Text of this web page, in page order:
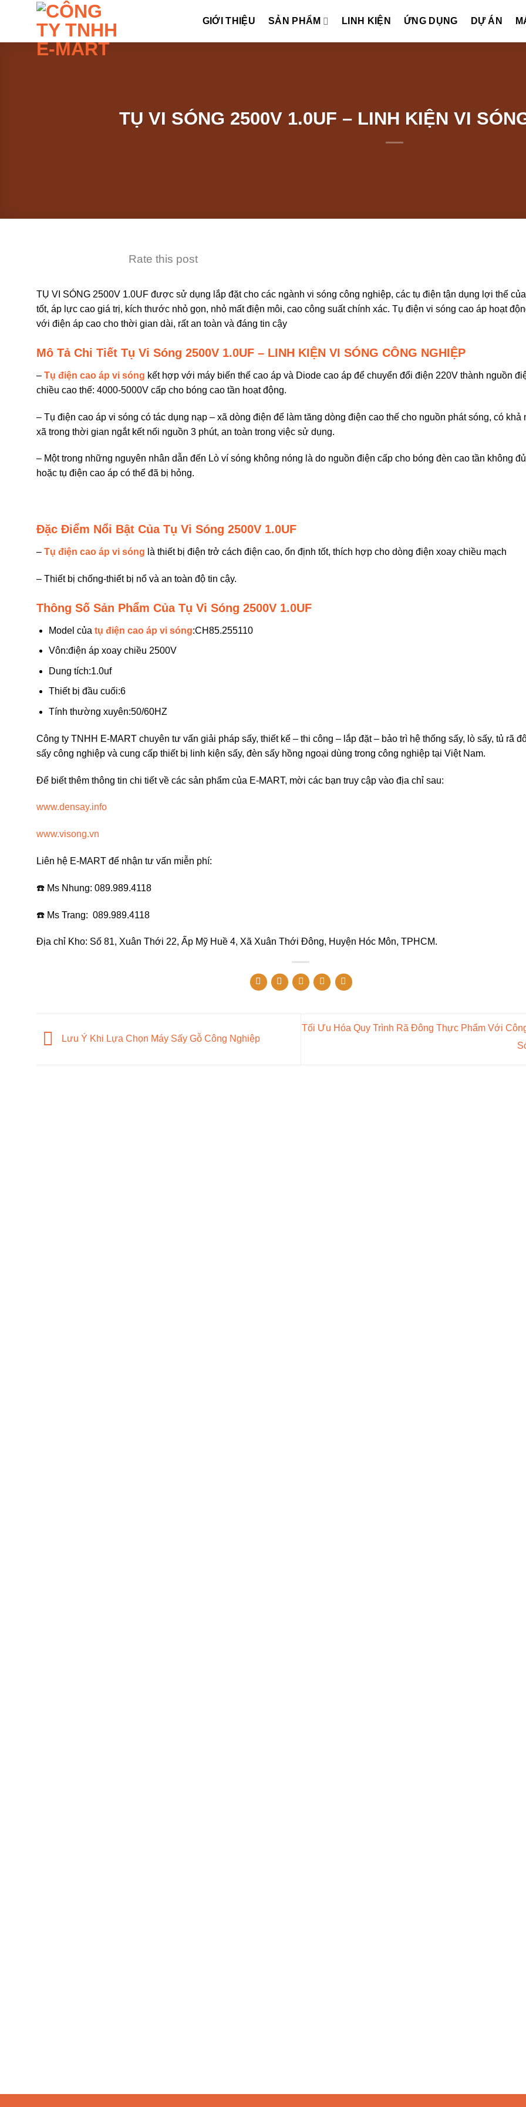
GIỚI THIỆU SẢN PHẨM LINH KIỆN ỨNG DỤNG DỰ ÁN
TỤ VI SÓNG 2500V 1.0UF – LINH KIỆN VI
Rate this post
TỤ VI SÓNG 2500V 1.0UF được sử dụng lắp đặt cho các ngành vi sóng công nghiệp, các tụ điện tận dụng lợi thế
tốt, áp lực cao giá trị, kích thước nhỏ gọn, nhỏ mất điện môi, cao công suất chính xác. Tụ điện vi sóng cao áp hoạt
với điện áp cao cho thời gian dài, rất an toàn và đáng tin cậy
Mô Tả Chi Tiết Tụ Vi Sóng 2500V 1.0UF – LINH KIỆN VI SÓNG CÔNG NGHIỆP
– Tụ điện cao áp vi sóng kết hợp với máy biến thế cao áp và Diode cao áp để chuyển đổi điện 220V thành nguồn
chiều cao thế: 4000-5000V cấp cho bóng cao tần hoạt động.
– Tụ điện cao áp vi sóng có tác dụng nạp – xã dòng điện để làm tăng dòng điện cao thế cho nguồn phát sóng, có khả
xã trong thời gian ngắt kết nối nguồn 3 phút, an toàn trong việc sử dụng.
– Một trong những nguyên nhân dẫn đến Lò ví sóng không nóng là do nguồn điện cấp cho bóng đèn cao tần không
hoặc tụ điện cao áp có thể đã bị hỏng.
Đặc Điểm Nổi Bật Của Tụ Vi Sóng 2500V 1.0UF
– Tụ điện cao áp vi sóng là thiết bị điện trở cách điện cao, ổn định tốt, thích hợp cho dòng điện xoay chiều mạch
– Thiết bị chống-thiết bị nổ và an toàn độ tin cậy.
Thông Số Sản Phẩm Của Tụ Vi Sóng 2500V 1.0UF
Model của tụ điện cao áp vi sóng:CH85.255110
Vôn:điện áp xoay chiều 2500V
Dung tích:1.0uf
Thiết bị đầu cuối:6
Tính thường xuyên:50/60HZ
Công ty TNHH E-MART chuyên tư vấn giải pháp sấy, thiết kế – thi công – lắp đặt – bảo trì hệ thống sấy, lò sấy, tủ rã
sấy công nghiệp và cung cấp thiết bị linh kiện sấy, đèn sấy hồng ngoại dùng trong công nghiệp tại Việt Nam.
Để biết thêm thông tin chi tiết về các sản phẩm của E-MART, mời các bạn truy cập vào địa chỉ sau:
www.densay.info
www.visong.vn
Liên hệ E-MART để nhận tư vấn miễn phí:
☎️ Ms Nhung: 089.989.4118
☎️ Ms Trang: 089.989.4118
Địa chỉ Kho: Số 81, Xuân Thới 22, Ấp Mỹ Huề 4, Xã Xuân Thới Đông, Huyện Hóc Môn, TPHCM.
Lưu Ý Khi Lựa Chọn Máy Sấy Gỗ Công Nghiệp
Tối Ưu Hóa Quy Trình Rã Đông Thực Phẩm Với